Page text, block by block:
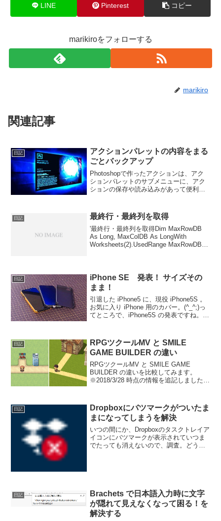
LINE Pinterest コピー
marikiroをフォローする
marikiro
関連記事
日記
アクションパレットの内容をまる
ごとバックアップ
Photoshopで作ったアクションは、アク
ションパレットのサブメニューに、アク
ションの保存や読み込みがあって便利だ
アクションの数が多くなるので、各セッ
ト別に保存してい...
日記 最終行・最終列を取得
'最終行・最終列を取得Dim MaxRowDB
As Long, MaxColDB As LongWith
Worksheets(2).UsedRange MaxRowDB =
日記
iPhone SE 発表！ サイズその
まま！
引退した iPhone5 に、現役 iPhone5S 。
お気に入り iPhone 用のカバー。(^_^;)っ
てところで、iPhone5S の発表ですね。サ
ーや...
日記
RPGツクールMV と SMILE
GAME BUILDER の違い
RPGツクールMV と SMILE GAME
BUILDER の違いを比較してみます。
※2018/3/28 時点の情報を追記しました。
のマニュアル6...
日記
Dropboxにバツマークがついたま
まになってしまうを解決
いつの間にか、Dropboxのタスクトレイア
イコンにバツマークが表示されていつま
でたっても消えないので、調査。どうも
日記
Brachets で日本語入力時に文字
が隠れて見えなくなって困る！を
解決する